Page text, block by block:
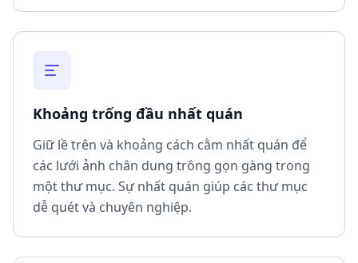
Khoảng trống đầu nhất quán
Giữ lề trên và khoảng cách cằm nhất quán để
các lưới ảnh chân dung trông gọn gàng trong
một thư mục. Sự nhất quán giúp các thư mục
dễ quét và chuyên nghiệp.